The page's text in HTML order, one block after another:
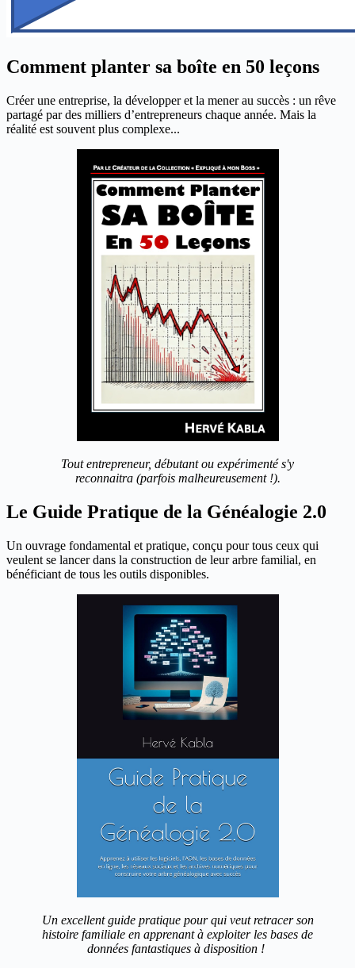
Comment planter sa boîte en 50 leçons
Créer une entreprise, la développer et la mener au succès : un rêve
partagé par des milliers d’entrepreneurs chaque année. Mais la
réalité est souvent plus complexe...
Tout entrepreneur, débutant ou expérimenté s'y
reconnaitra (parfois malheureusement !).
Le Guide Pratique de la Généalogie 2.0
Un ouvrage fondamental et pratique, conçu pour tous ceux qui
veulent se lancer dans la construction de leur arbre familial, en
bénéficiant de tous les outils disponibles.
Un excellent guide pratique pour qui veut retracer son
histoire familiale en apprenant à exploiter les bases de
données fantastiques à disposition !